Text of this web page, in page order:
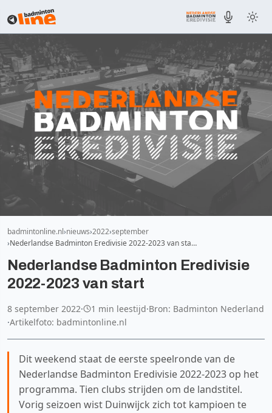
badmintonline.nl nieuws 2022 september
Nederlandse Badminton Eredivisie 2022-2023 van sta…
Nederlandse Badminton Eredivisie
2022-2023 van start
8 september 2022· 1 min leestijd·Bron: Badminton Nederland
·Artikelfoto: badmintonline.nl
Dit weekend staat de eerste speelronde van de
Nederlandse Badminton Eredivisie 2022-2023 op het
programma. Tien clubs strijden om de landstitel.
Vorig seizoen wist Duinwijck zich tot kampioen te